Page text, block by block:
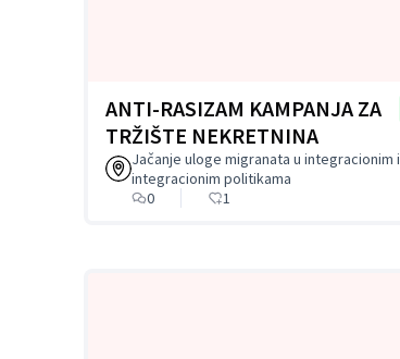
ANTI-RASIZAM KAMPANJA ZA
TRŽIŠTE NEKRETNINA
Jačanje uloge migranata u integracionim i
integracionim politikama
0
1